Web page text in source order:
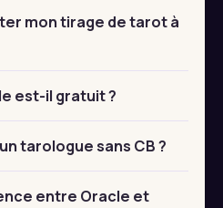
mon tirage de tarot à
est-il gratuit ?
tarologue sans CB ?
entre Oracle et